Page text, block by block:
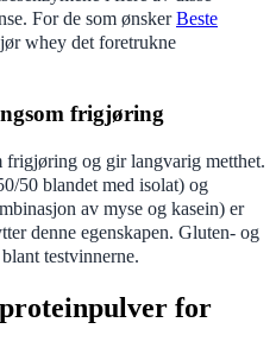
For de som ønskerBeste
whey det foretrukne
frigjøring
frigjøring og gir langvarig metthet.
50 blandet med isolat) og
av myse og kasein) er
denne egenskapen. Gluten- og
testvinnerne.
for